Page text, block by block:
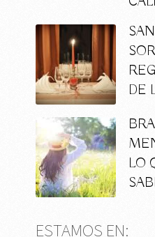
DE
LO
ESTAMOS EN: